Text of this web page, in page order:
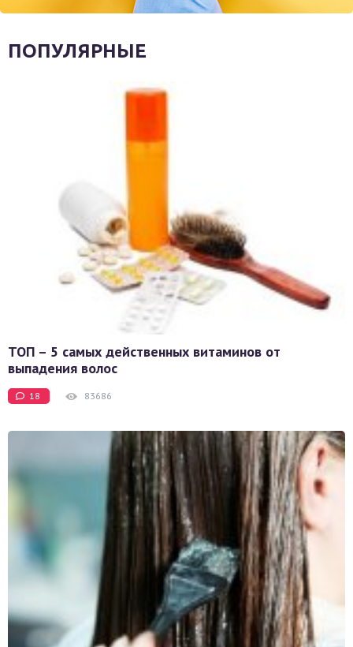
ПОПУЛЯРНЫЕ
ТОП – 5 самых действенных витаминов от
выпадения волос
18 83686